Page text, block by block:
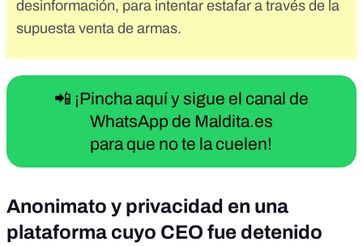
desinformación, para intentar estafar a través de la
supuesta venta de armas.
📲 ¡Pincha aquí y sigue el canal de
WhatsApp de Maldita.es
para que no te la cuelen!
Anonimato y privacidad en una
plataforma cuyo CEO fue detenido